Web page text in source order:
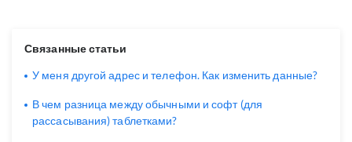
Связанные статьи
У меня другой адрес и телефон. Как изменить данные?
В чем разница между обычными и софт (для
рассасывания) таблетками?